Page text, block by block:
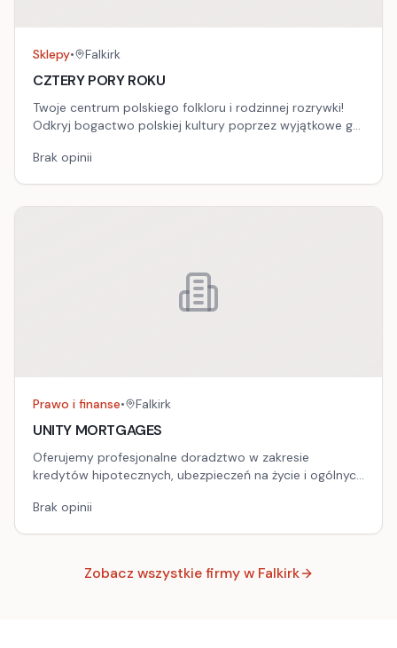
Sklepy• Falkirk
CZTERY PORY ROKU
Twoje centrum polskiego folkloru i rodzinnej rozrywki!
Odkryj bogactwo polskiej kultury poprzez wyjątkowe gry
tradycje i obyczaje naszych przodków.
Brak opinii
Prawo i finanse• Falkirk
UNITY MORTGAGES
Oferujemy profesjonalne doradztwo w zakresie
kredytów hipotecznych, ubezpieczeń na życie i ogólnych
potrzeb.
Brak opinii
Zobacz wszystkie firmy w Falkirk